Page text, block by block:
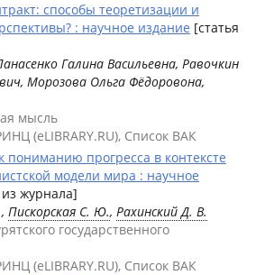
способы теоретизации и
: научное издание [статья
Галина Васильевна, Равочкин
Морозова Ольга Фёдоровона,
мысль
(eLIBRARY.RU), Список ВАК
пониманию прогресса в контексте
модели мира : научное
из журнала]
Пискорская С. Ю., Рахинский Д. В.
государственного
(eLIBRARY.RU), Список ВАК